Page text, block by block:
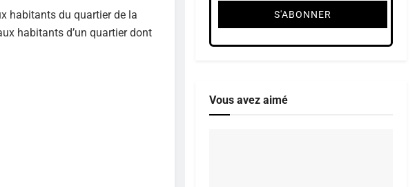
habitants du quartier de la
habitants d’un quartier dont
Vous avez aimé